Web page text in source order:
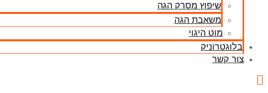
שיפוץ מסרק הגה
משאבת הגה
מוט היגוי
בלוגטרוניק
צור קשר